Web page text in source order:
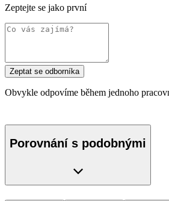
Zeptejte se jako první
Zeptat se odborníka
Obvykle odpovíme během jednoho
Porovnání s podobnými